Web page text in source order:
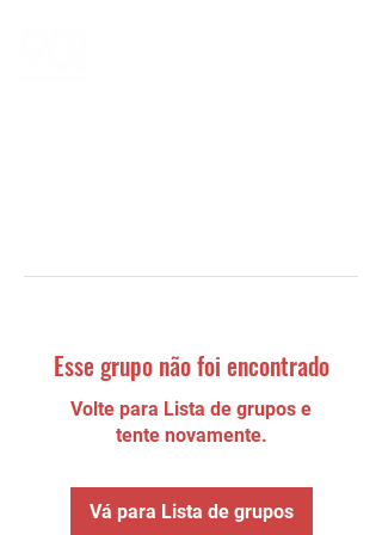
Esse grupo não foi encontrado
Volte para Lista de grupos e
tente novamente.
Vá para Lista de grupos